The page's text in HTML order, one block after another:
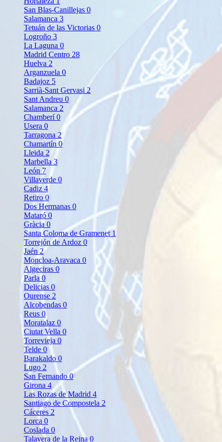
San Blas-Canillejas 0
Salamanca 3
Tetuán de las Victorias 0
Logroño 3
La Laguna 0
Madrid Centro 28
Huelva 2
Arganzuela 0
Badajoz 5
Sarrià-Sant Gervasi2
Sant Andreu 0
Salamanca 2
Chamberí0
Usera 0
Tarragona 2
Chamartín 0
Lleida 2
Marbella3
León 7
Villaverde 0
Cadiz 4
Retiro 0
Dos Hermanas 0
Mataró 0
Gràcia 0
Santa Coloma de Gramenet 1
Torrejón de Ardoz 0
Jaén 2
Moncloa-Aravaca 0
Algeciras 0
Parla 0
Delicias 0
Ourense 2
Alcobendas 0
Reus 0
Moratalaz 0
Ciutat Vella 0
Torrevieja 0
Telde 0
Barakaldo 0
Lugo 2
San Fernando0
Girona 4
Las Rozas de Madrid 4
Santiago de Compostela 2
Cáceres 2
Lorca 0
Coslada 0
Talavera de la Reina 0